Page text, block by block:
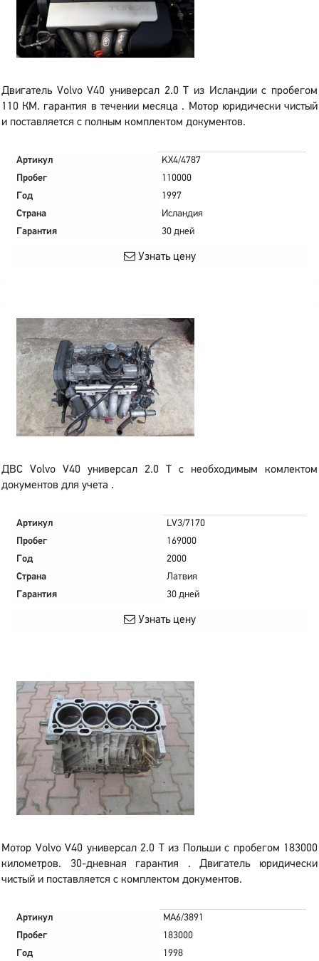
Двигатель Volvo V40 универсал 2.0 T из Исландии с пробегом
110 КМ. гарантия в течении месяца . Мотор юридически чистый
и поставляется с полным комплектом документов.
Артикул
KX4/4787
Пробег
110000
Год
1997
Страна
Исландия
Гарантия
30 дней
Узнать цену
ДВС Volvo V40 универсал 2.0 T с необходимым комлектом
документов для учета .
Артикул
LV3/7170
Пробег
169000
Год
2000
Страна
Латвия
Гарантия
30 дней
Узнать цену
Мотор Volvo V40 универсал 2.0 T из Польши с пробегом 183000
километров. 30-дневная гарантия . Двигатель юридически
чистый и поставляется с комплектом документов.
Артикул
MA6/3891
Пробег
183000
Год
1998